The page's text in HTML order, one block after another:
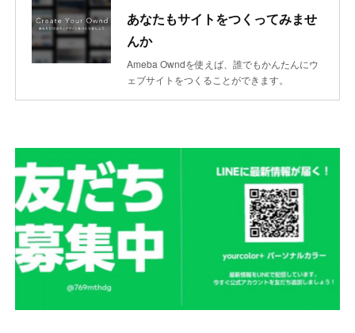
あなたもサイトをつくってみませ
んか
Ameba Owndを使えば、誰でもかんたんにウ
ェブサイトをつくることができます。